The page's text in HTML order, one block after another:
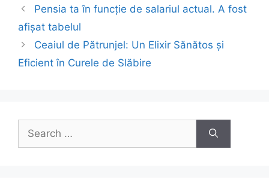
Post
navigation
Pensia ta în funcție de salariul actual. A fost
afișat tabelul
Ceaiul de Pătrunjel: Un Elixir Sănătos și
Eficient în Curele de Slăbire
Search
for: